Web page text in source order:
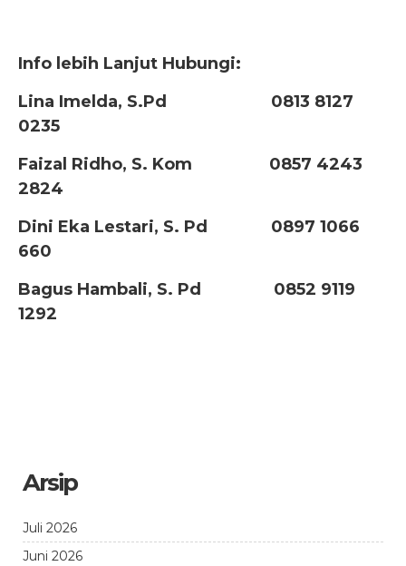
Info lebih Lanjut Hubungi:
Lina Imelda, S.Pd 0813 8127
0235
Faizal Ridho, S. Kom 0857 4243
2824
Dini Eka Lestari, S. Pd 0897 1066
660
Bagus Hambali, S. Pd 0852 9119
1292
Arsip
Juli 2026
Juni 2026